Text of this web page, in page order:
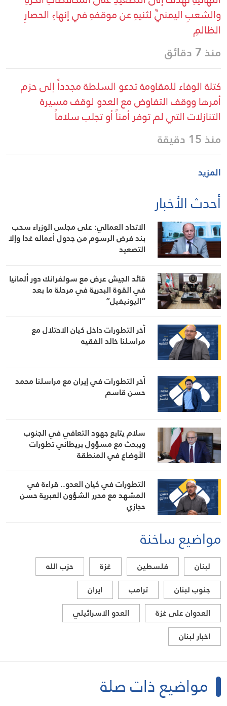
والشعبِ اليمنيِّ لثنيهِ عن موقفهِ في إنهاءِ الحصارِ
الظالمِ
منذ 7 دقائق
كتلة الوفاء للمقاومة تدعو السلطة مجدداً إلى حزم
أمرها ووقف التفاوض مع العدو لوقف مسيرة
التنازلات التي لم توفر أمناً أو تجلب سلاماً
منذ 15 دقيقة
المزيد
أحدث الأخبار
الاتحاد العمالي: على مجلس الوزراء سحب
بند فرض الرسوم من جدول أعماله غدا وإلا
التصعيد
قائد الجيش عرض مع سولفرانك دور ألمانيا
في القوة البحرية في مرحلة ما بعد
“اليونيفيل”
آخر التطورات داخل كيان الاحتلال مع
مراسلنا خالد الفقيه
آخر التطورات في إيران مع مراسلنا محمد
حسن قاسم
سلام يتابع جهود التعافي في الجنوب
ويبحث مع مسؤول بريطاني تطورات
الأوضاع في المنطقة
التطورات في كيان العدو.. قراءة في
المشهد مع محرر الشؤون العبرية حسن
حجازي
مواضيع ساخنة
لبنان فلسطين غزة
حزب الله
جنوب لبنان
ترامب
ايران
العدوان على غزة
العدو الاسرائيلي
اخبار لبنان
مواضيع ذات صلة